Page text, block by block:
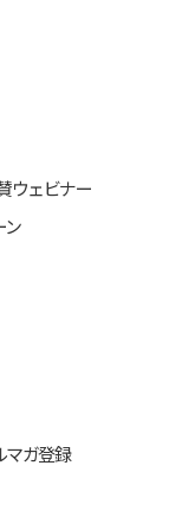
ウェビナー
ン
マガ登録